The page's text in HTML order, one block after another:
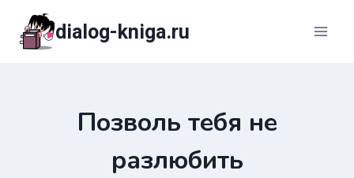
содержимому
dialog-kniga.ru
Позволь тебя не
разлюбить